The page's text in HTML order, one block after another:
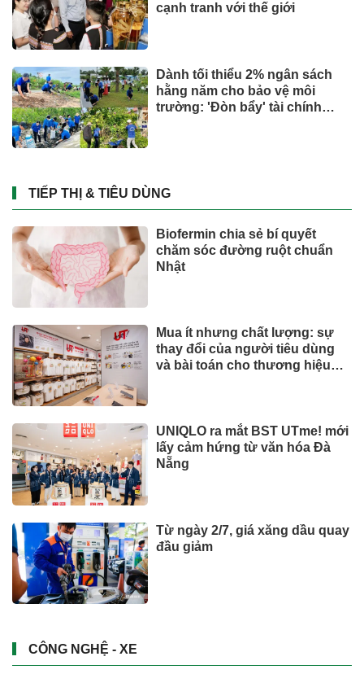
cạnh tranh với thế giới
Dành tối thiểu 2% ngân sách
hằng năm cho bảo vệ môi
trường: 'Đòn bẩy' tài chính
TIẾP THỊ & TIÊU DÙNG
Biofermin chia sẻ bí quyết
chăm sóc đường ruột chuẩn
Nhật
Mua ít nhưng chất lượng: sự
thay đổi của người tiêu dùng
và bài toán cho thương hiệu
UNIQLO ra mắt BST UTme! mới
lấy cảm hứng từ văn hóa Đà
Nẵng
Từ ngày 2/7, giá xăng dầu quay
đầu giảm
CÔNG NGHỆ - XE